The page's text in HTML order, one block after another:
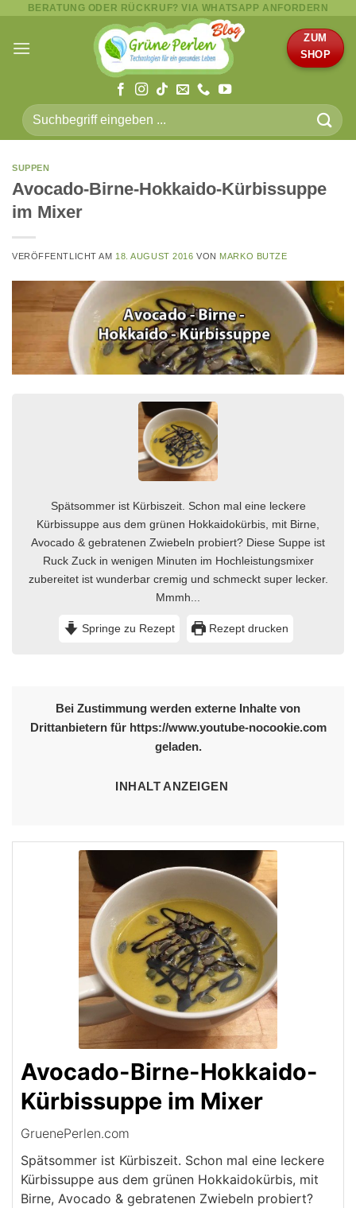
springen
BERATUNG ODER RÜCKRUF? VIA WHATSAPP ANFORDERN
ZUM
SHOP
Suche
nach:
SUPPEN
Avocado-Birne-Hokkaido-Kürbissuppe
im Mixer
VERÖFFENTLICHT AM 18. AUGUST 2016 VON MARKO BUTZE
Spätsommer ist Kürbiszeit. Schon mal eine leckere
Kürbissuppe aus dem grünen Hokkaidokürbis, mit Birne,
Avocado & gebratenen Zwiebeln probiert? Diese Suppe ist
Ruck Zuck in wenigen Minuten im Hochleistungsmixer
zubereitet ist wunderbar cremig und schmeckt super lecker.
Mmmh...
Springe zu Rezept Rezept drucken
Bei Zustimmung werden externe Inhalte von
Drittanbietern für https://www.youtube-nocookie.com
geladen.
INHALT ANZEIGEN
Avocado-Birne-Hokkaido-
Kürbissuppe im Mixer
GruenePerlen.com
Spätsommer ist Kürbiszeit. Schon mal eine leckere
Kürbissuppe aus dem grünen Hokkaidokürbis, mit
Birne, Avocado & gebratenen Zwiebeln probiert?